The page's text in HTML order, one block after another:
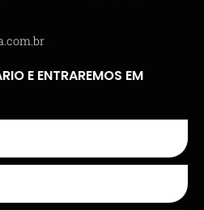
E ENTRAREMOS EM